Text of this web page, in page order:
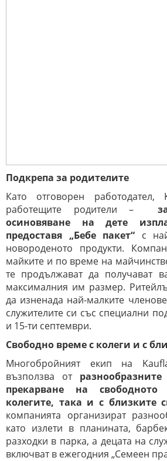
Подкрепа за родителите
Като отговорен работодател,
работещите родители –
осиновяване на дете
предоставя „Бебе пакет“ с
новороденото продукти.
майките и по време на
те продължават да получават
максималния им размер.
да изненада най-малките
служителите си със специални
и 15-ти септември.
Свободно време с колеги и с
Многобройният екип на
възползва от
прекарване на
колегите, така и с близките
компанията организират
като излети в планината,
разходки в парка, а децата на
включват в ежегодния „Семеен